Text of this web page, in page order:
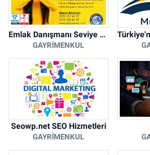
Emlak Danışmanı Seviye 5 Mesleki Yeterlilik Belgesi
GAYRIMENKUL
Seowp.net SEO Hizmetleri
GAYRIMENKUL